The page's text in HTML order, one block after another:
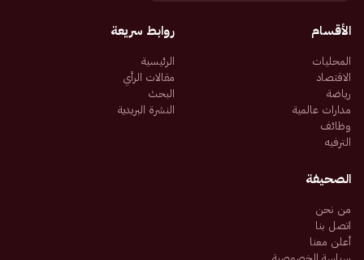
الأقسام
المحليات
الاقتصاد
رياضة
مدارات عالمية
وظائف
الترفيه
روابط سريعة
الرئيسية
مقالات الرأي
البحث
النشرة البريدية
الصحيفة
من نحن
اتصل بنا
أعلن معنا